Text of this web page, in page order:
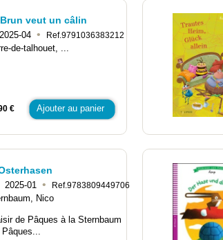
veut un câlin
2025-04 • Ref.9791036383212
de-talhouet, ...
€ Ajouter au panier
2025-01 • Ref.9783809449706
Nico
de Pâques à la Sternbaum